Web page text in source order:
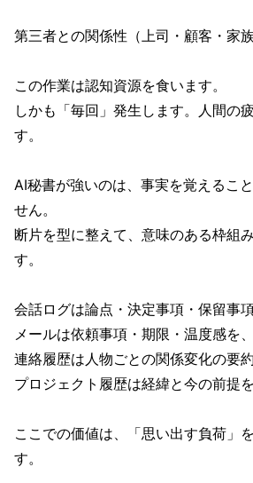
第三者との関係性（上司・顧客・家
この作業は認知資源を食います。
しかも「毎回」発生します。人間の
す。
AI秘書が強いのは、事実を覚えるこ
せん。
断片を型に整えて、意味のある枠組
す。
会話ログは論点・決定事項・保留事項
メールは依頼事項・期限・温度感を、
連絡履歴は人物ごとの関係変化の要約
プロジェクト履歴は経緯と今の前提
ここでの価値は、「思い出す負荷」
す。